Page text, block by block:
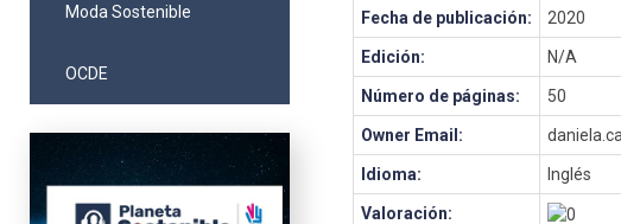
Moda Sostenible
OCDE
Fecha de publicación: 2020
Edición: N/A
Número de páginas: 50
Owner Email:
Idioma: Inglés
Valoración: